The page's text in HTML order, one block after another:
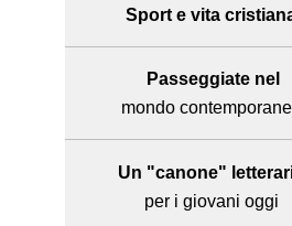
Sport e vita
Passeggiate nel
mondo
Un "canone"
per i giovani oggi